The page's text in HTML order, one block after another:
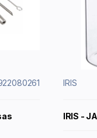
IRIS
IRIS -